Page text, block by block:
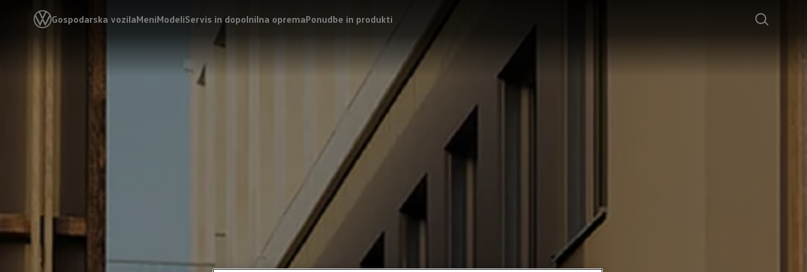
Gospodarska vozilaMeniModeliServis in dopolnilna opremaPonudbe in produkti